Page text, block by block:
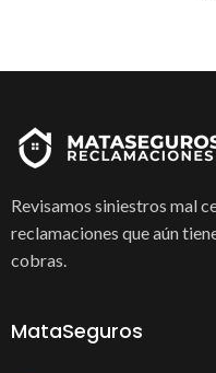
Revisamos siniestros mal
reclamaciones que aún
cobras.
MataSeguros